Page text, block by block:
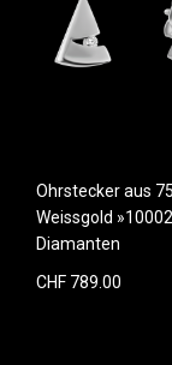
Ohrstecker aus
Weissgold
Diamanten
CHF 789.00